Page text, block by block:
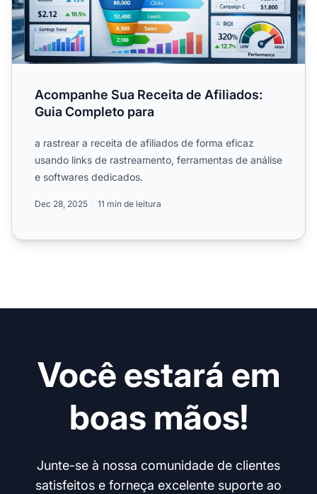
Acompanhe Sua Receita de Afiliados:
Guia Completo para
a rastrear a receita de afiliados de forma eficaz
usando links de rastreamento, ferramentas de análise
e softwares dedicados.
Dec 28, 2025 11 min de leitura
Você estará em
boas mãos!
Junte-se à nossa comunidade de clientes
satisfeitos e forneça excelente suporte ao